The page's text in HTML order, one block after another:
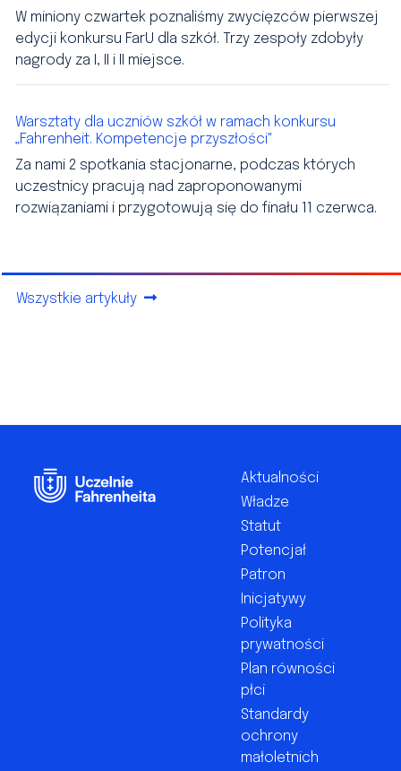
W miniony czwartek poznaliśmy zwycięzców pierwszej
edycji konkursu FarU dla szkół. Trzy zespoły zdobyły
nagrody za I, II i II miejsce.
Warsztaty dla uczniów szkół w ramach konkursu
„Fahrenheit. Kompetencje przyszłości"
Za nami 2 spotkania stacjonarne, podczas których
uczestnicy pracują nad zaproponowanymi
rozwiązaniami i przygotowują się do finału 11 czerwca.
Wszystkie artykuły
Aktualności
Władze
Statut
Potencjał
Patron
Inicjatywy
Polityka
prywatności
Plan równości
płci
Standardy
ochrony
małoletnich